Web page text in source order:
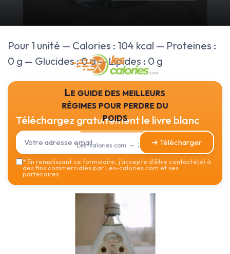
Pour 1 unité — Calories : 104 kcal — Proteines :
0 g — Glucides : 0 g — Lipides : 0 g
Le guide des meilleurs
régimes pour perdre du
poids
Les-calories.com — 2026
Téléchargez gratuitement le livre blanc
➔ Télécharger
*En remplissant ce formulaire, j’accepte d’être contacté(e) à
des fins commerciales par Les-calories.com et ses
partenaires.